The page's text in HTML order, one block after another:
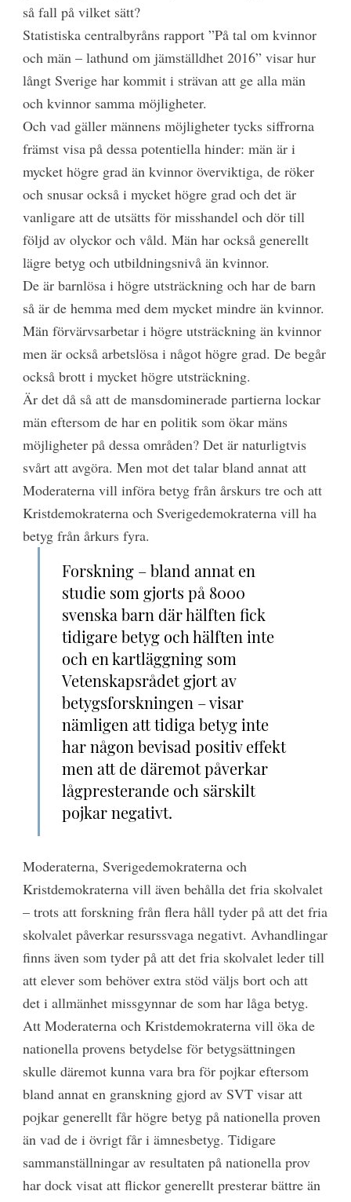
så fall på vilket sätt?
Statistiska centralbyråns rapport ”På tal om kvinnor
och män – lathund om jämställdhet 2016” visar hur
långt Sverige har kommit i strävan att ge alla män
och kvinnor samma möjligheter.
Och vad gäller männens möjligheter tycks siffrorna
främst visa på dessa potentiella hinder: män är i
mycket högre grad än kvinnor överviktiga, de röker
och snusar också i mycket högre grad och det är
vanligare att de utsätts för misshandel och dör till
följd av olyckor och våld. Män har också generellt
lägre betyg och utbildningsnivå än kvinnor.
De är barnlösa i högre utsträckning och har de barn
så är de hemma med dem mycket mindre än kvinnor.
Män förvärvsarbetar i högre utsträckning än kvinnor
men är också arbetslösa i något högre grad. De begår
också brott i mycket högre utsträckning.
Är det då så att de mansdominerade partierna lockar
män eftersom de har en politik som ökar mäns
möjligheter på dessa områden? Det är naturligtvis
svårt att avgöra. Men mot det talar bland annat att
Moderaterna vill införa betyg från årskurs tre och att
Kristdemokraterna och Sverigedemokraterna vill ha
betyg från årkurs fyra.
Forskning – bland annat en
studie som gjorts på 8000
svenska barn där hälften fick
tidigare betyg och hälften inte
och en kartläggning som
Vetenskapsrådet gjort av
betygsforskningen – visar
nämligen att tidiga betyg inte
har någon bevisad positiv effekt
men att de däremot påverkar
lågpresterande och särskilt
pojkar negativt.
Moderaterna, Sverigedemokraterna och
Kristdemokraterna vill även behålla det fria skolvalet
– trots att forskning från flera håll tyder på att det fria
skolvalet påverkar resurssvaga negativt. Avhandlingar
finns även som tyder på att det fria skolvalet leder till
att elever som behöver extra stöd väljs bort och att
det i allmänhet missgynnar de som har låga betyg.
Att Moderaterna och Kristdemokraterna vill öka de
nationella provens betydelse för betygsättningen
skulle däremot kunna vara bra för pojkar eftersom
bland annat en granskning gjord av SVT visar att
pojkar generellt får högre betyg på nationella proven
än vad de i övrigt får i ämnesbetyg. Tidigare
sammanställningar av resultaten på nationella prov
har dock visat att flickor generellt presterar bättre än